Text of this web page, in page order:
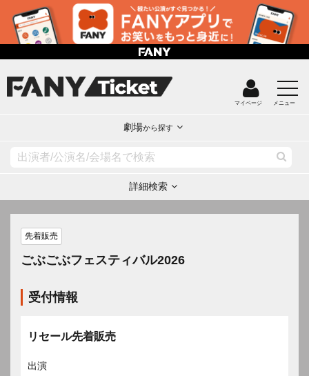
マイページ メニュー
劇場から探す
詳細検索
先着販売
ごぶごぶフェスティバル2026
受付情報
リセール先着販売
出演